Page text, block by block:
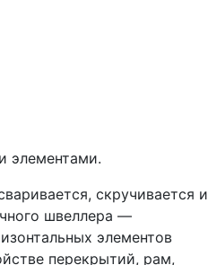
элементами.
скручивается и
швеллера —
элементов
перекрытий, рам,